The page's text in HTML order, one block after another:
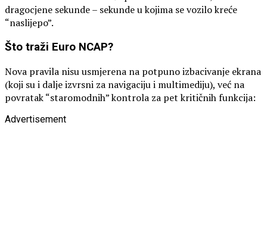
dragocjene sekunde – sekunde u kojima se vozilo kreće
“naslijepo”.
Što traži Euro NCAP?
Nova pravila nisu usmjerena na potpuno izbacivanje ekrana
(koji su i dalje izvrsni za navigaciju i multimediju), već na
povratak “staromodnih” kontrola za pet kritičnih funkcija:
Advertisement